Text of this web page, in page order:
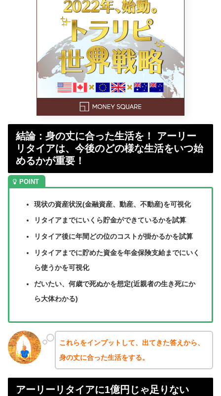
結論：身の丈に合った生活を！ アーリー
リタイアは、今後のどの様な生活をいつ始
めるかが重要！
現状の資産状況(金融資産、動産、不動産)を可視化
リタイアまでにいくら貯金ができているかを試算
リタイア後に年間どの位のコストが掛かるかを試算
リタイアまでに貯めた資金を年金保険支給までにいく
ら使うかを可視化
だいたい、何歳で死ぬかを想定(近親者の生き死にか
ら大体わかる)
これらをインプットして、出てきた答えから、
身の丈に合った生活をする。
アーリーリタイアに1億円じゃ足りない